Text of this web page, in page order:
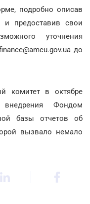
подробно описав
и предоставив свои
уточнения
до
комитет в октябре
Фондом
базы отчетов об
вызвало немало